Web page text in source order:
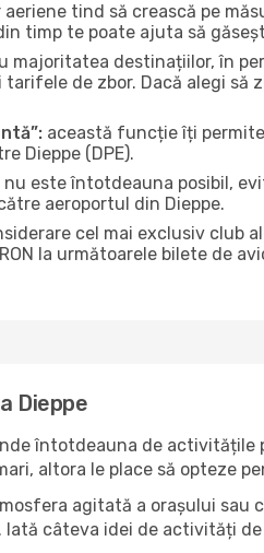
tind să crească pe
timp te poate ajuta să
majoritatea destinațiilor, în
de zbor. Dacă alegi
această funcție îți
Dieppe (DPE).
nu este întotdeauna posibil,
aeroportul din Dieppe.
cel mai exclusiv club
la următoarele bilete de
Dieppe
întotdeauna de
altora le place să opteze
agitată a orașului
câteva idei de activități